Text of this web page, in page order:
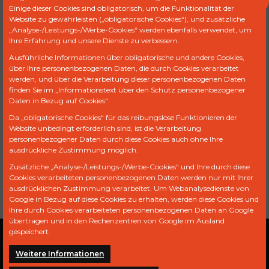
Produkt Code :FDR 8520
FORMULAR FÜR ANGEBOTSANFRAGEN
Ref Marke Modell Motor
3H-2033 CATERPILLAR
3H2033 CATERPILLAR
Einige dieser Cookies sind obligatorisch, um die Funktionalität der
Website zu gewährleisten („obligatorische Cookies“), und zusätzliche
„Analyse-/Leistungs-/Werbe-Cookies“ werden ebenfalls verwendet, um
Ihre Erfahrung und unsere Dienste zu verbessern.
Ausführliche Informationen über obligatorische und andere Cookies,
über Ihre personenbezogenen Daten, die durch Cookies verarbeitet
werden, und über die Verarbeitung dieser personenbezogenen Daten
finden Sie im „Informationstext über den Schutz personenbezogener
Daten in Bezug auf Cookies“.
Da „obligatorische Cookies“ für das reibungslose Funktionieren der
Website unbedingt erforderlich sind, ist die Verarbeitung
personenbezogener Daten durch diese Cookies auch ohne Ihre
ausdrückliche Zustimmung möglich.
Zusätzliche „Analyse-/Leistungs-/Werbe-Cookies“ und Ihre durch diese
Cookies verarbeiteten personenbezogenen Daten werden nur mit Ihrer
ausdrücklichen Zustimmung verarbeitet. Um Webanalysedienste von
Google in Bezug auf diese Cookies zu erhalten, werden diese Cookies und
Ihre durch Cookies verarbeiteten personenbezogenen Daten an Google
übertragen und in den Rechenzentren von Google im Ausland
gespeichert.
Weitere Informationen